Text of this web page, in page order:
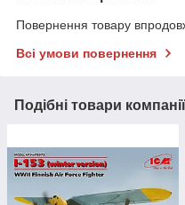
Повернення товару
Всі умови повернення
Подібні товари компанії